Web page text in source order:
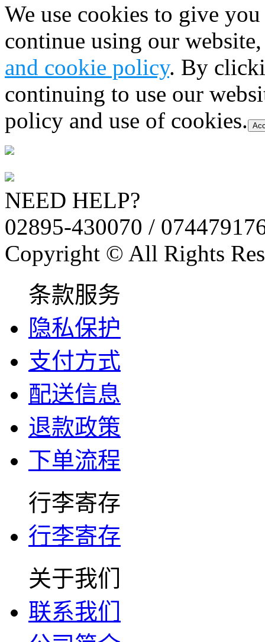
We use cookies to give
continue using our
and cookie policy. By
continuing to use our
policy and use of cookies.
NEED HELP?
02895-430070 /
Copyright © All Rights
条款服务
隐私保护
支付方式
配送信息
退款政策
下单流程
行李寄存
行李寄存
关于我们
联系我们